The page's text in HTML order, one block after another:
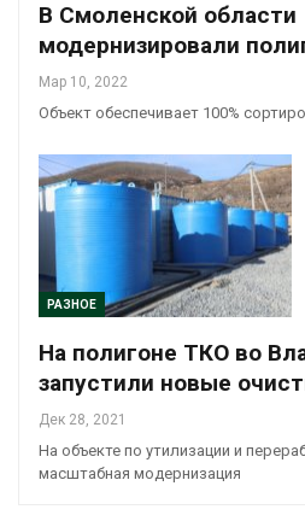
В Смоленской области
модернизировали
Мар 10, 2022
Объект обеспечивает 100%
РАЗНОЕ
На полигоне ТКО во
запустили новые
Дек 28, 2021
На объекте по утилизации и
масштабная модернизация